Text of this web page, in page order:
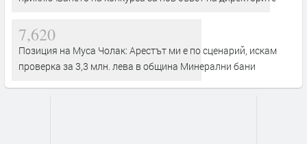
7,620
Позиция на Муса Чолак: Арестът ми е по сценарий, искам
проверка за 3,3 млн. лева в община Минерални бани